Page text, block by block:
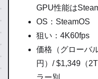
GPU性能は
OS：SteamOS
狙い：4K60fps
価格（グローバ
円）/ $1,349（
ラー別